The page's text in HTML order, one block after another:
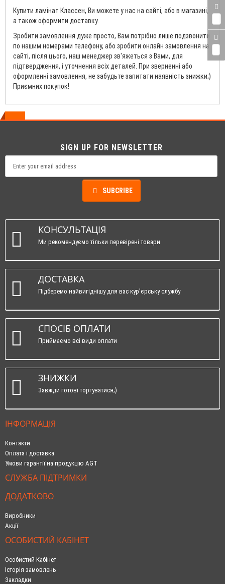
Купити ламінат Классен, Ви можете у нас на сайті, або в магазині,
а також оформити доставку.
Зробити замовлення дуже просто, Вам потрібно лише подзвонити
по нашим номерами телефону, або зробити онлайн замовлення на
сайті, після цього, наш менеджер зв'яжеться з Вами, для
підтвердження, і уточнення всіх деталей. При зверненні або
оформленні замовлення, не забудьте запитати наявність знижки;)
Приємних покупок!
SIGN UP FOR NEWSLETTER
SUBCRIBE
КОНСУЛЬТАЦІЯ
Ми рекомендуємо тільки перевірені товари
ДОСТАВКА
Підберемо найвигіднішу для вас кур'єрську службу
СПОСІБ ОПЛАТИ
Приймаємо всі види оплати
ЗНИЖКИ
Завжди готові торгуватися;)
ІНФОРМАЦІЯ
Контакти
Оплата і доставка
Умови гарантії на продукцію AGT
СЛУЖБА ПІДТРИМКИ
ДОДАТКОВО
Виробники
Акції
ОСОБИСТИЙ КАБІНЕТ
Особистий Кабінет
Історія замовлень
Закладки